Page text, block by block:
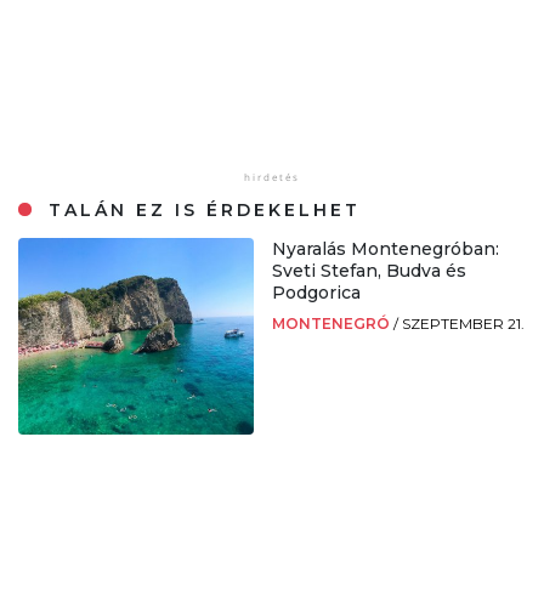
TALÁN EZ IS ÉRDEKELHET
Nyaralás Montenegróban:
Sveti Stefan, Budva és
Podgorica
MONTENEGRÓ / SZEPTEMBER 21.